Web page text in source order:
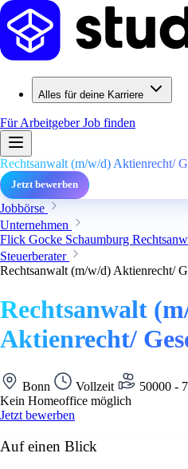
Alles für deine Karriere
Für ArbeitgeberJob finden
Rechtsanwalt (m/w/d) Aktienrecht/
Jetzt bewerben
Jobbörse
Unternehmen
Flick Gocke Schaumburg
Steuerberater
Rechtsanwalt (m/w/d) Aktienrecht/
Rechtsanwalt
Aktienrecht/
Bonn Vollzeit
50000 -
Kein Homeoffice möglich
Jetzt bewerben
Auf einen Blick